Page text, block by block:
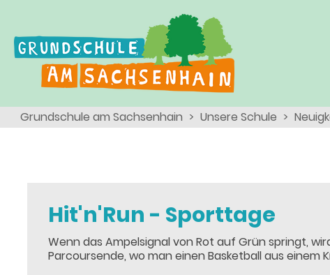
Grundschule am Sachsenhain Unsere Schule
Hit'n'Run - Sporttage
Wenn das Ampelsignal von Rot auf Grün springt,
Parcoursende, wo man einen Basketball aus
Menschen
Kinder
Eltern
Team
Schulsozialarbeit
Schulseelsorge
Wir als Arbeitgeber
Ganztagsschule